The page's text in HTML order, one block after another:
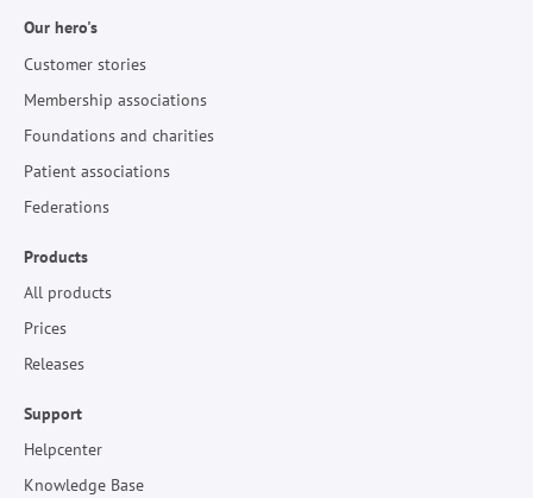
Our hero's
Customer stories
Membership associations
Foundations and charities
Patient associations
Federations
Products
All products
Prices
Releases
Support
Helpcenter
Knowledge Base